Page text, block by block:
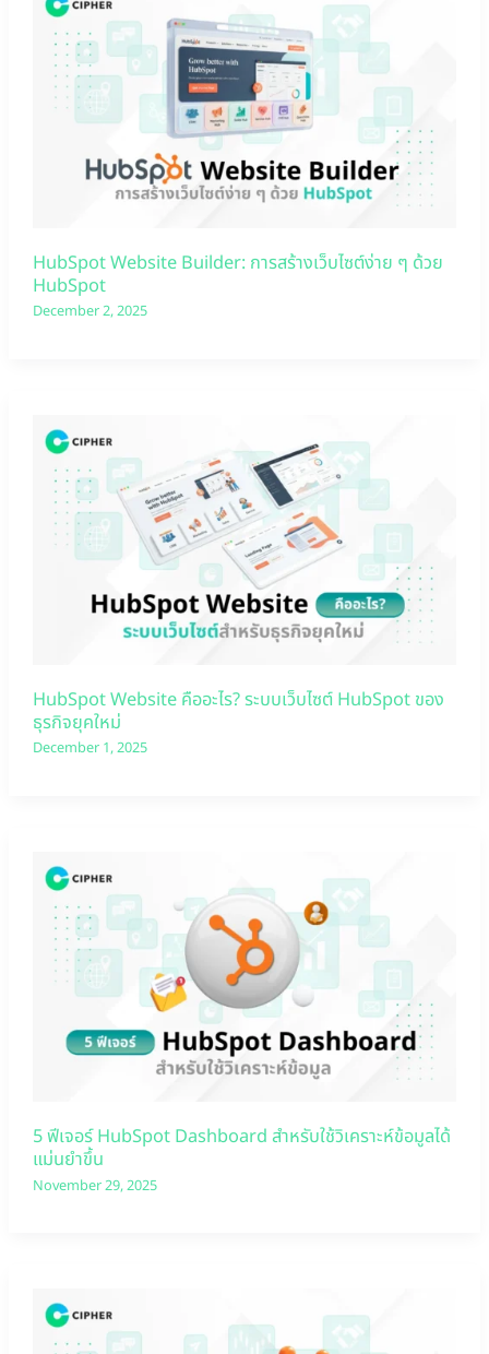
HubSpot Website Builder: การสร้างเว็บไซต์ง่าย ๆ ด้วย
HubSpot
December 2, 2025
HubSpot Website คืออะไร? ระบบเว็บไซต์ HubSpot ของ
ธุรกิจยุคใหม่
December 1, 2025
5 ฟีเจอร์ HubSpot Dashboard สำหรับใช้วิเคราะห์ข้อมูลได้
แม่นยำขึ้น
November 29, 2025